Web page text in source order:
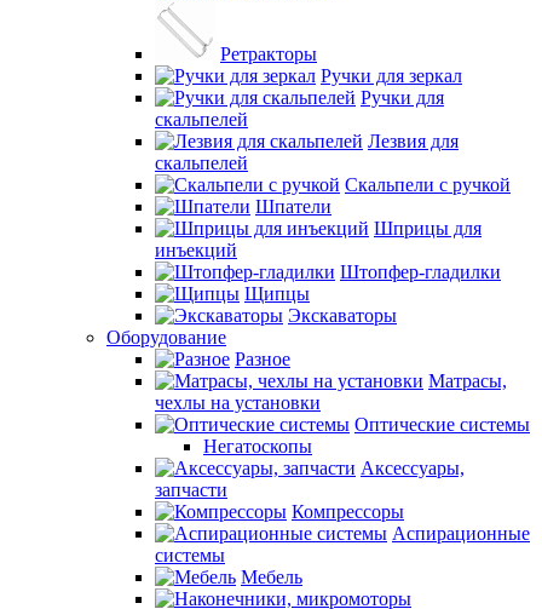
Ретракторы
Ручки для зеркал
Ручки для
скальпелей
Лезвия для
скальпелей
Скальпели с ручкой
Шпатели
Шприцы для
инъекций
Штопфер-гладилки
Щипцы
Экскаваторы
Оборудование
Разное
Матрасы,
чехлы на установки
Оптические системы
Негатоскопы
Аксессуары,
запчасти
Компрессоры
Аспирационные
системы
Мебель